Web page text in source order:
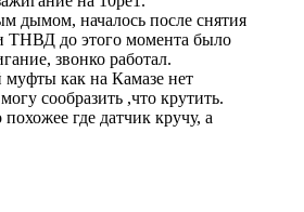
дымом, началось после снятия
ТНВД до этого момента было
звонко работал.
как на Камазе нет
сообразить ,что крутить.
похожее где датчик кручу, а